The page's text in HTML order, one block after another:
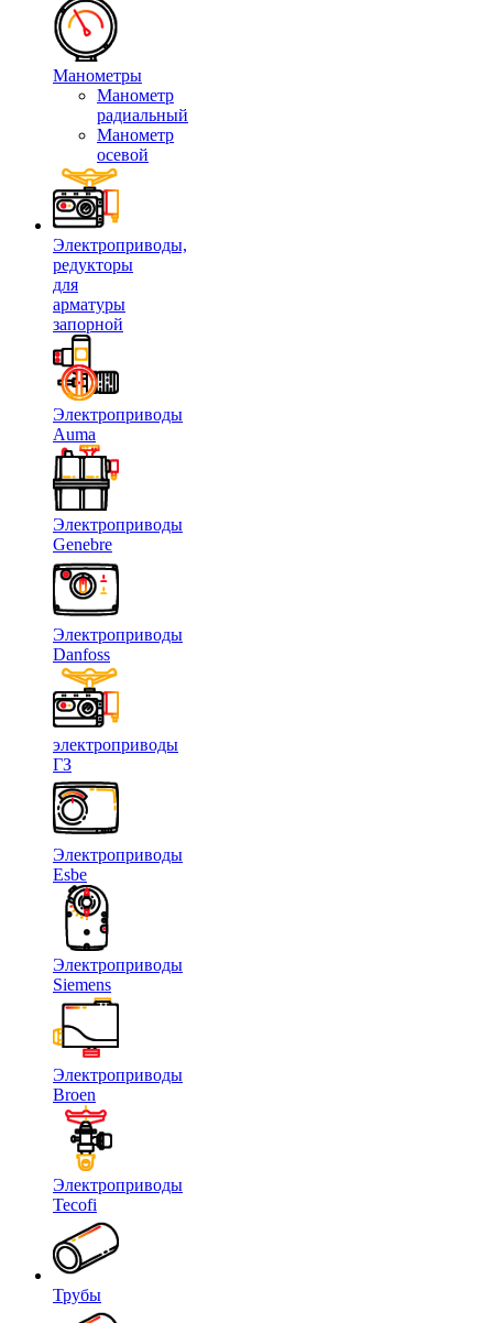
Манометры
Манометр
радиальный
Манометр
осевой
Электроприводы,
редукторы
для
арматуры
запорной
Электроприводы
Auma
Электроприводы
Genebre
Электроприводы
Danfoss
электроприводы
ГЗ
Электроприводы
Esbe
Электроприводы
Siemens
Электроприводы
Broen
Электроприводы
Tecofi
Трубы